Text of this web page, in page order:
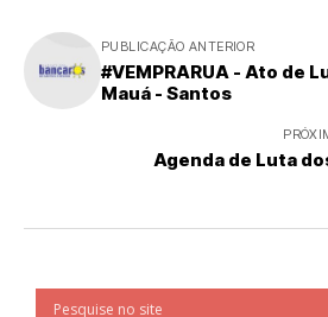
PUBLICAÇÃO ANTERIOR
#VEMPRARUA - Ato de
Mauá - Santos
Agenda de Luta